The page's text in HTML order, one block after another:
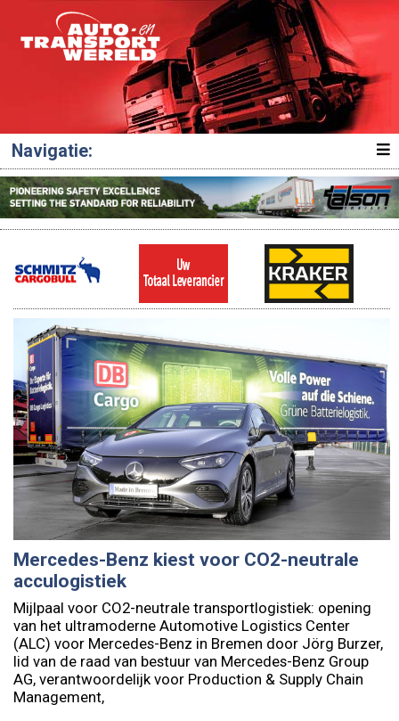
Navigatie:
Mercedes-Benz kiest voor CO2-neutrale
acculogistiek
Mijlpaal voor CO2-neutrale transportlogistiek: opening
van het ultramoderne Automotive Logistics Center
(ALC) voor Mercedes-Benz in Bremen door Jörg Burzer,
lid van de raad van bestuur van Mercedes-Benz Group
AG, verantwoordelijk voor Production & Supply Chain
Management,